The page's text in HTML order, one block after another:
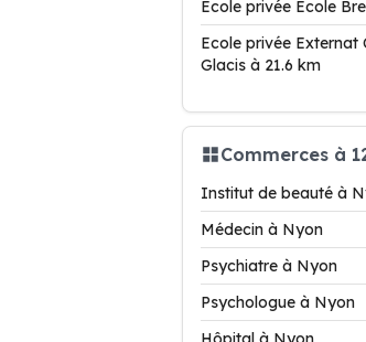
Ecole privée Ecole
Ecole privée Externat
Glacis à 21.6 km
Commerces à
Institut de beauté à
Médecin à Nyon
Psychiatre à Nyon
Psychologue à Nyon